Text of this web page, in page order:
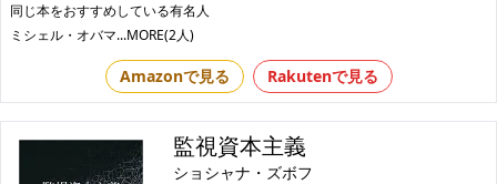
同じ本をおすすめしている有名人
ミシェル・オバマ...MORE(2人)
Amazonで見る Rakutenで見る
監視資本主義
ショシャナ・ズボフ